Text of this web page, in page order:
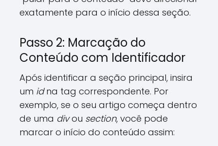
exatamente para o início dessa seção.
Passo 2: Marcação do
Conteúdo com Identificador
Após identificar a seção principal, insira
um idna tag correspondente. Por
exemplo, se o seu artigo começa dentro
de uma divou section, você pode
marcar o início do conteúdo assim: